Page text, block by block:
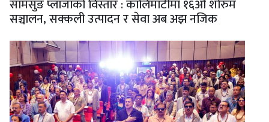
सामसुङ प्लाजाको विस्तार : कालिमाटीमा १६औँ शोरुम
सञ्चालन, सक्कली उत्पादन र सेवा अब अझ नजिक